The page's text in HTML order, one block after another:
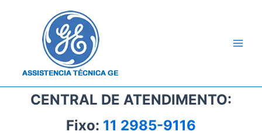
CENTRAL DE ATENDIMENTO:
Fixo: 11 2985-9116